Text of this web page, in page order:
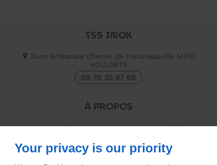
TSS INOX
Zone Artisanale Chemin de Trousseauville 14510
HOULGATE
09 70 35 87 68
À PROPOS
Accueil
Mentions légales
SUIVEZ-MOI
Your privacy is our priority